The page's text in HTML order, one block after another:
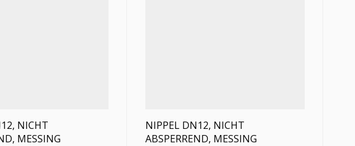
NICHT
MESSING
NIPPEL DN12, NICHT
ABSPERREND, MESSING